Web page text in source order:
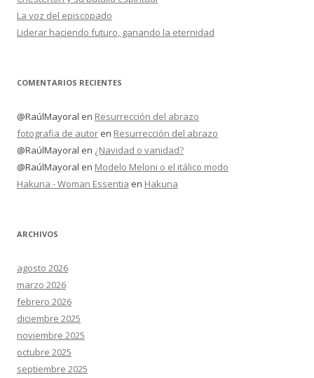
La voz del episcopado
Liderar haciendo futuro, ganando la eternidad
COMENTARIOS RECIENTES
@RaúlMayoral en Resurrección del abrazo
fotografia de autor en Resurrección del abrazo
@RaúlMayoral en ¿Navidad o vanidad?
@RaúlMayoral en Modelo Meloni o el itálico modo
Hakuna - Woman Essentia en Hakuna
ARCHIVOS
agosto 2026
marzo 2026
febrero 2026
diciembre 2025
noviembre 2025
octubre 2025
septiembre 2025